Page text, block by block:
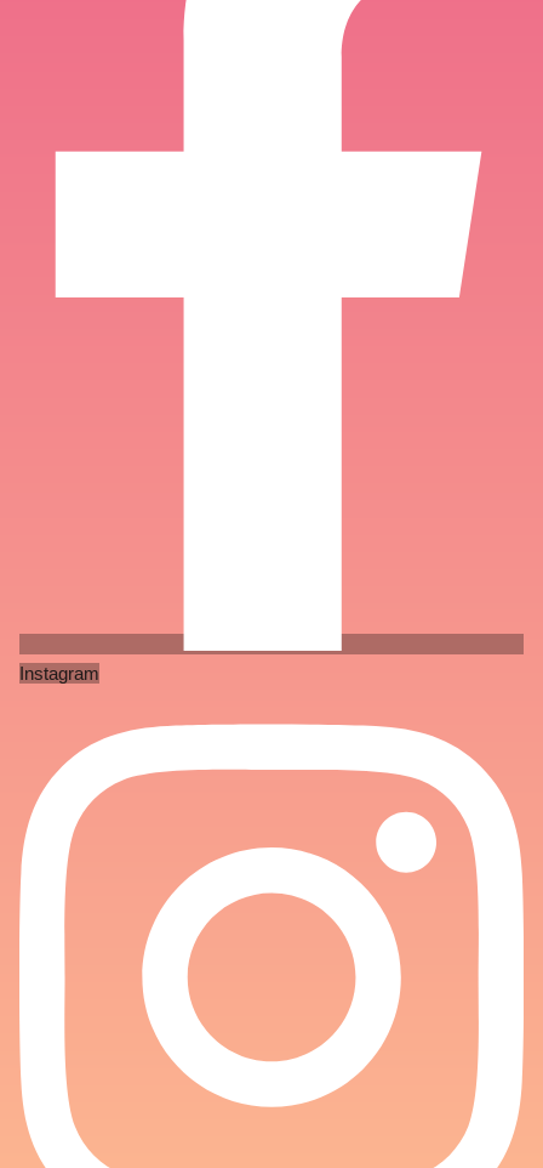
Instagram